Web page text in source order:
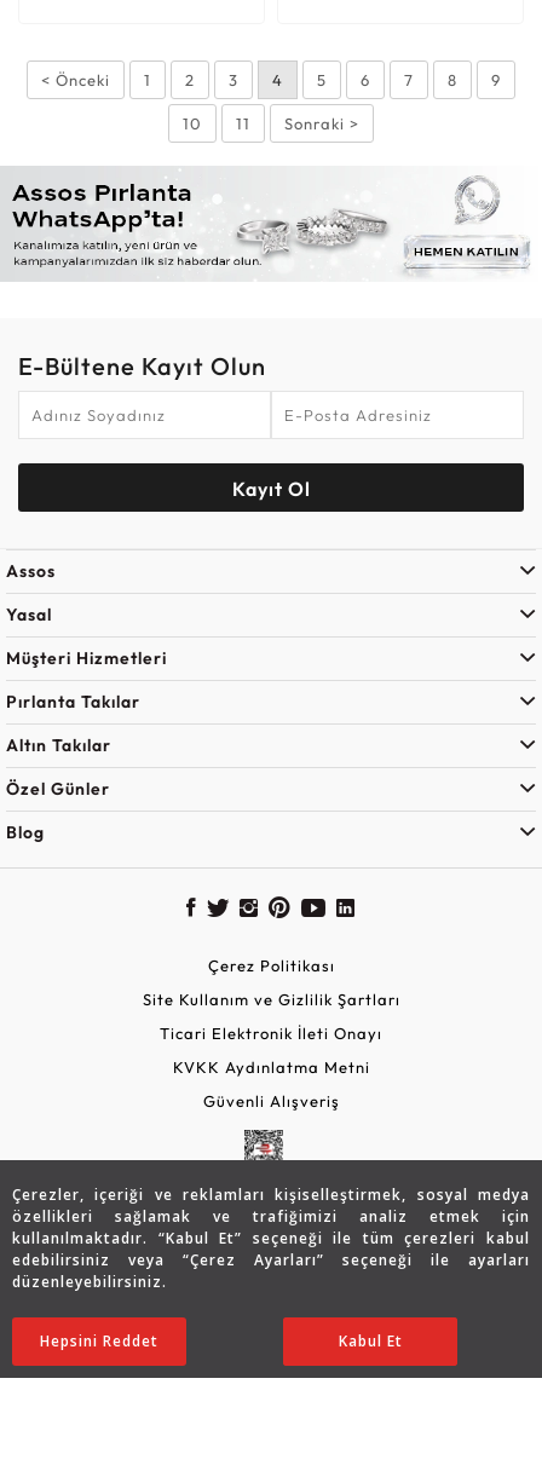
Çerezler, içeriği ve reklamları kişiselleştirmek, sosyal medya
özellikleri sağlamak ve trafiğimizi analiz etmek için
kullanılmaktadır. “Kabul Et” seçeneği ile tüm çerezleri kabul
edebilirsiniz veya “Çerez Ayarları” seçeneği ile ayarları
düzenleyebilirsiniz.
Ayarları Düzenle
Hepsini Reddet Kabul Et
< Önceki 1 2 3 4 5 6 7 8 9
10 11 Sonraki >
E-Bültene Kayıt Olun
Kayıt Ol
Assos
Yasal
Müşteri Hizmetleri
Pırlanta Takılar
Altın Takılar
Özel Günler
Blog
Çerez Politikası
Site Kullanım ve Gizlilik Şartları
Ticari Elektronik İleti Onayı
KVKK Aydınlatma Metni
Güvenli Alışveriş
Copyright © 2026 Assos Pırlanta - Bu sitenin tüm hakları